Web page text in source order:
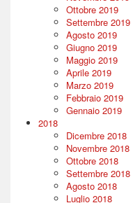
Ottobre 2019
Settembre 2019
Agosto 2019
Giugno 2019
Maggio 2019
Aprile 2019
Marzo 2019
Febbraio 2019
Gennaio 2019
2018
Dicembre 2018
Novembre 2018
Ottobre 2018
Settembre 2018
Agosto 2018
Luglio 2018